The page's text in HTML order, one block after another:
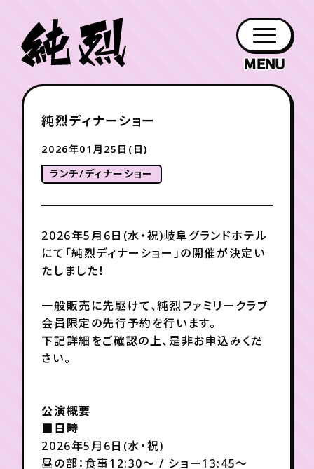
お知らせ
NEWS
日程
SCHEDULE
紹介
PROFILE
作品
DISCOGRAPHY
グッズ
GOODS
ホーム
HOME
チケット お知らせ
会員登録
純烈ディナーショー
2026年01月25日(日)
ランチ/ディナーショー
2026年5月6日(水・祝)岐阜グランドホテル
にて「純烈ディナーショー」の開催が決定い
たしました！
一般販売に先駆けて、純烈ファミリークラブ
会員限定の先行予約を行います。
下記詳細をご確認の上、是非お申込みくだ
さい。
公演概要
■日時
2026年5月6日(水・祝)
昼の部：食事12:30～ / ショー13:45～